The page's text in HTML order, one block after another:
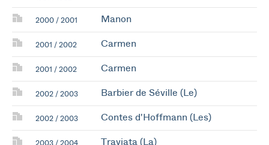
2000 / 2001 Manon
2001 / 2002 Carmen
2001 / 2002 Carmen
2002 / 2003 Barbier de Séville (Le)
2002 / 2003 Contes d'Hoffmann (Les)
2003 / 2004 Traviata (La)